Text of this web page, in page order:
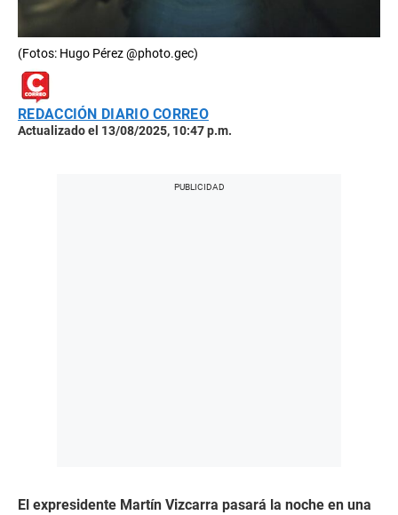
(Fotos: Hugo Pérez @photo.gec)
REDACCIÓN DIARIO CORREO
Actualizado el 13/08/2025, 10:47 p.m.
El expresidente Martín Vizcarra pasará la noche en una